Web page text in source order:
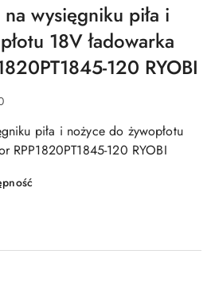
wysięgniku piła i
18V ładowarka
120 RYOBI
piła i nożyce do żywopłotu
RPP1820PT1845-120 RYOBI